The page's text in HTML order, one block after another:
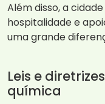
Além disso, a
hospitalidade e
uma grande
Leis e
química